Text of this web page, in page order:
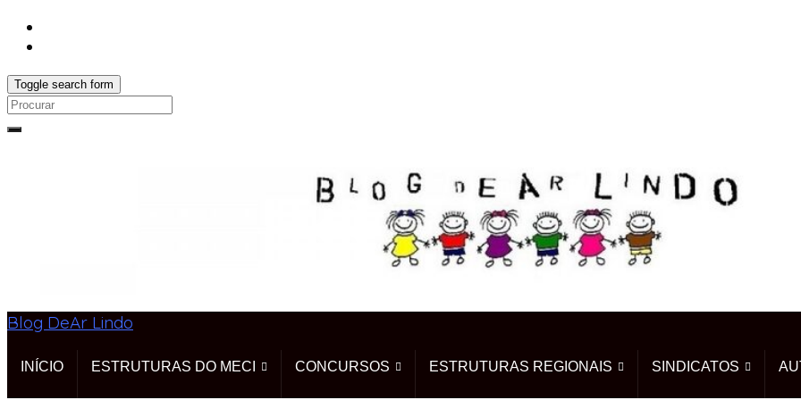
Toggle search form
Search
Blog DeAr Lindo
INÍCIO ESTRUTURAS DO MECI CONCURSOS ESTRUTURAS REGIONAIS SINDICATOS